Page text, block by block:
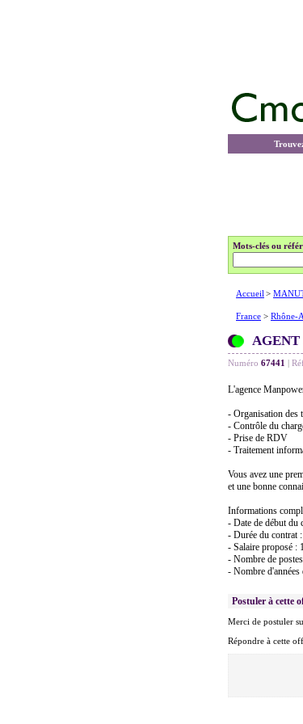
Mots-clés ou
Accueil >
France > Rhône-
Numéro 67441 |
L'agence
- Organisation des
- Contrôle du
- Prise de RDV
- Traitement
Vous avez une
et une bonne
Informations
- Date de début du
- Durée du contrat
- Salaire proposé :
- Nombre de
- Nombre d'années
Postuler à cette
Merci de postuler
Répondre à cette